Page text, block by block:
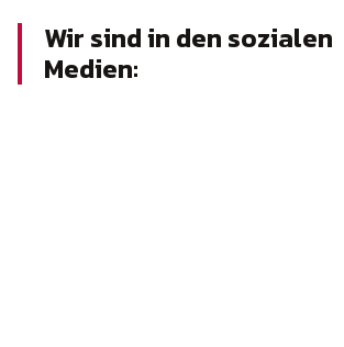
Wir sind in den sozialen
Medien: